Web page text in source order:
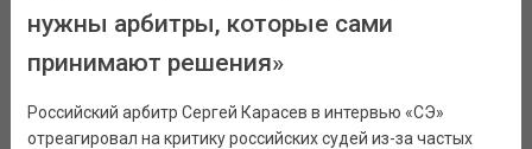
нужны арбитры, которые сами
принимают решения»
Российский арбитр Сергей Карасев в интервью «СЭ»
отреагировал на критику российских судей из-за частых